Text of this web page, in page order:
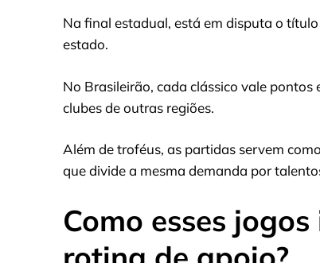
Na final estadual, está em disputa o
estado.
No Brasileirão, cada clássico vale
clubes de outras regiões.
Além de troféus, as partidas servem
que divide a mesma demanda por
Como esses